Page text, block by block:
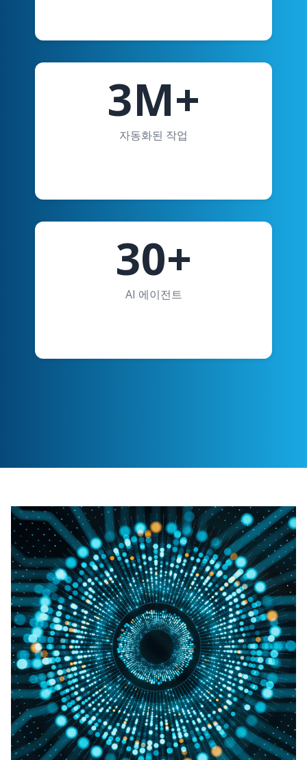
3M+
자동화된 작업
30+
AI 에이전트